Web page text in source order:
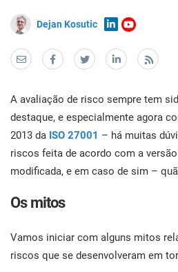
NIS2
DORA
ISO 42001
EU GDPR
ISO 9001
ISO 14001
Por tipo
Onde começar
Outros
Indústrias
Consultores
Companhias de TI e SaaS
Infraestrutura crítica
Manufatura
Transporte & distribuição
Sobre nós
Contate-nos
Comece
Dejan Kosutic
A avaliação de risco sempre tem
destaque, e especialmente agora
2013 da ISO 27001 – há muitas
riscos feita de acordo com a
modificada, e em caso de sim –
Os mitos
Vamos iniciar com alguns mitos
riscos que se desenvolveram em